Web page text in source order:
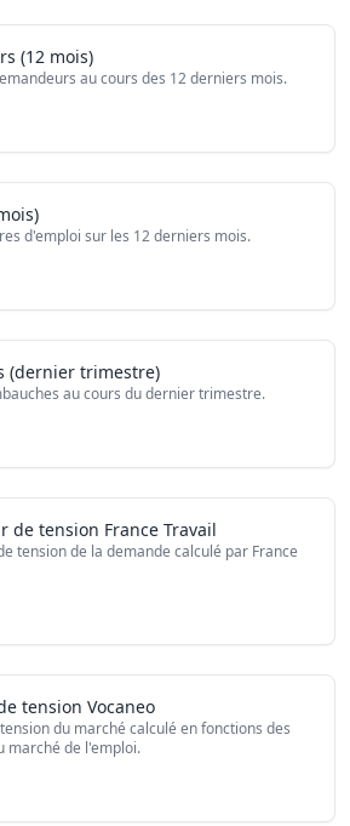
(12 mois)
au cours des 12 derniers mois.
d'emploi sur les 12 derniers mois.
(dernier trimestre)
au cours du dernier trimestre.
de tension France Travail
tension de la demande calculé par France
tension Vocaneo
du marché calculé en fonctions des
marché de l'emploi.